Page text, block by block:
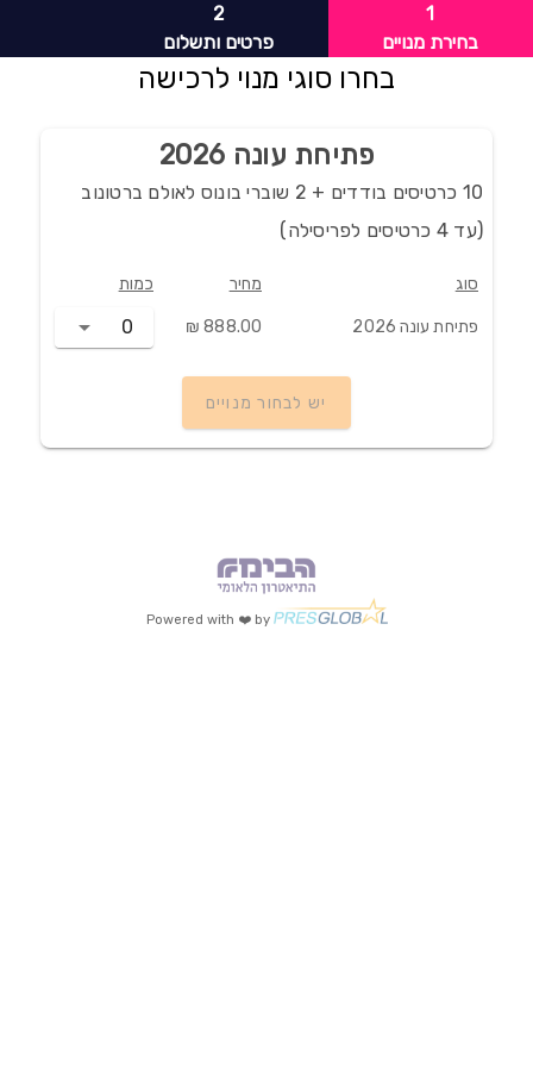
1
בחירת מנויים
2
פרטים ותשלום
בחרו סוגי מנוי לרכישה
פתיחת עונה 2026
10 כרטיסים בודדים + 2 שוברי בונוס לאולם ברטונוב
(עד 4 כרטיסים לפריסילה)
סוג מחיר כמות
פתיחת עונה 2026 0
יש לבחור מנויים
Powered with ❤️ by